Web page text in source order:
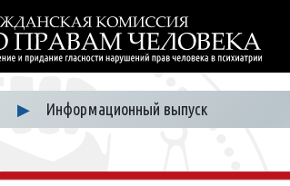
▶ Информационный выпуск